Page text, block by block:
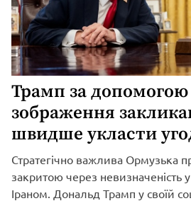
Трамп за
зображення
швидше укласти
Стратегічно важлива Ормузька
закритою через невизначеність
Іраном. Дональд Трамп у своїй